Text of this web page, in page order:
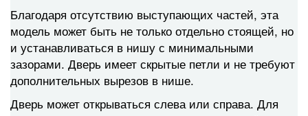
Благодаря отсутствию выступающих частей, эта
модель может быть не только отдельно стоящей, но
и устанавливаться в нишу с минимальными
зазорами. Дверь имеет скрытые петли и не требуют
дополнительных вырезов в нише.
Дверь может открываться слева или справа. Для